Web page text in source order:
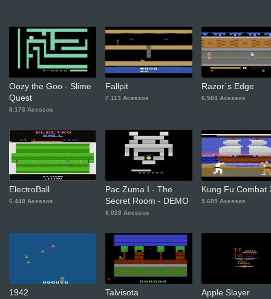
Oozy the Goo - Slime
Quest
8.173 Acessos
Fallpit
7.113 Acessos
Razor´s Edge
6.504 Acessos
ElectroBall
6.448 Acessos
Pac Zuma I - The
Secret Room - DEMO
6.028 Acessos
Kung Fu Combat
5.609 Acessos
1942 Talvisota Apple Slayer